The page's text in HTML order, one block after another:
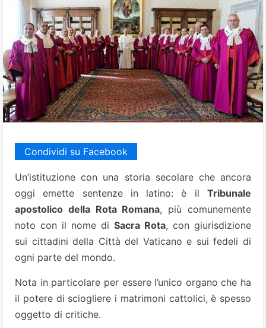
Condividi su Facebook
Un’istituzione con una storia secolare che ancora
oggi emette sentenze in latino: è il Tribunale
apostolico della Rota Romana, più comunemente
noto con il nome di Sacra Rota, con giurisdizione
sui cittadini della Città del Vaticano e sui fedeli di
ogni parte del mondo.
Nota in particolare per essere l’unico organo che ha
il potere di sciogliere i matrimoni cattolici, è spesso
oggetto di critiche.